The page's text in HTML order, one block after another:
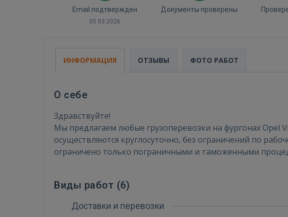
Забыли
Email подтвержден
05.03.2026
Документы проверены
ИНФОРМАЦИЯ ОТЗЫВЫ ФОТО РАБОТ
О себе
Здравствуйте!
Мы предлагаем любые грузоперевозки на фургонах Opel
осуществляются круглосуточно, без ограничений по
ограничено только пограничными и таможенными
Виды работ (6)
Доставки и перевозки